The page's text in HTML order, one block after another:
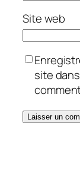
Site web
site